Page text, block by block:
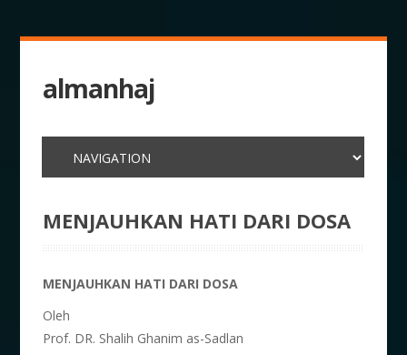
almanhaj
MENJAUHKAN HATI DARI DOSA
MENJAUHKAN HATI DARI DOSA
Oleh
Prof. DR. Shalih Ghanim as-Sadlan